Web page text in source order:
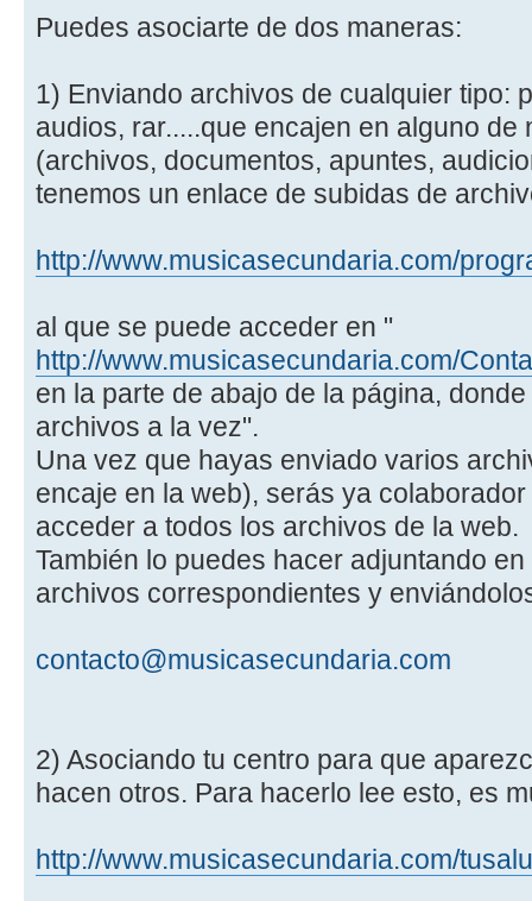
Puedes asociarte de dos maneras:
1) Enviando archivos de cualquier tipo:
audios, rar.....que encajen en alguno de
(archivos, documentos, apuntes,
tenemos un enlace de subidas de
http://www.musicasecundaria.com/
al que se puede acceder en "
http://www.musicasecundaria.com/
en la parte de abajo de la página,
archivos a la vez".
Una vez que hayas enviado varios
encaje en la web), serás ya
acceder a todos los archivos de la web.
También lo puedes hacer adjuntando
archivos correspondientes y
contacto@musicasecundaria.com
2) Asociando tu centro para que
hacen otros. Para hacerlo lee esto, es
http://www.musicasecundaria.com/